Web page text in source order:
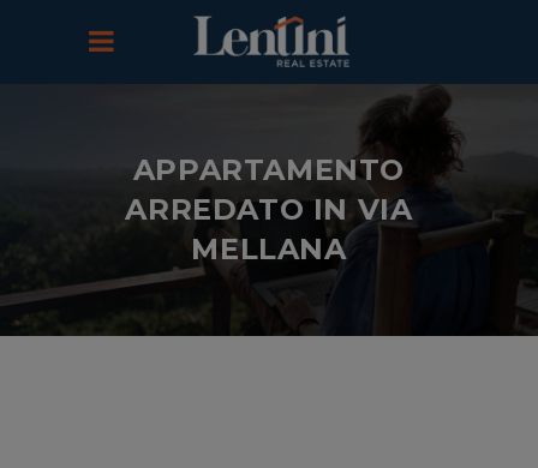
APPARTAMENTO
ARREDATO IN VIA
MELLANA